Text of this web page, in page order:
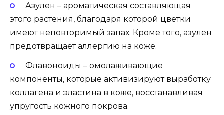
Азулен – ароматическая составляющая
этого растения, благодаря которой цветки
имеют неповторимый запах. Кроме того, азулен
предотвращает аллергию на коже.
Флавоноиды – омолаживающие
компоненты, которые активизируют выработку
коллагена и эластина в коже, восстанавливая
упругость кожного покрова.